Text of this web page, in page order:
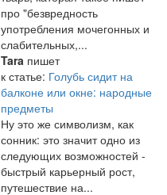
про "безвредность
употребления мочегонных и
слабительных,...
Tara пишет
к статье: Голубь сидит на
балконе или окне: народные
предметы
Ну это же символизм, как
сонник: это значит одно из
следующих возможностей -
быстрый карьерный рост,
путешествие на...